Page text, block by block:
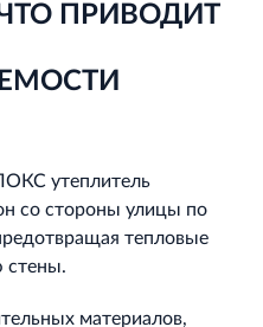
ПРИВОДИТ
утеплитель
со стороны улицы по
тепловые
стены.
материалов,